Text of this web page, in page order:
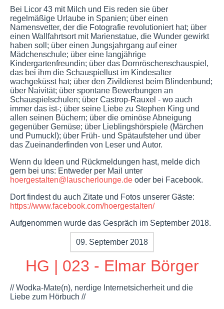
Bei Licor 43 mit Milch und Eis reden sie über
regelmäßige Urlaube in Spanien; über einen
Namensvetter, der die Fotografie revolutioniert hat; über
einen Wallfahrtsort mit Marienstatue, die Wunder gewirkt
haben soll; über einen Jungsjahrgang auf einer
Mädchenschule; über eine langjährige
Kindergartenfreundin; über das Dornröschenschauspiel,
das bei ihm die Schauspiellust im Kindesalter
wachgeküsst hat; über den Zivildienst beim Blindenbund;
über Naivität; über spontane Bewerbungen an
Schauspielschulen; über Castrop-Rauxel - wo auch
immer das ist-; über seine Liebe zu Stephen King und
allen seinen Büchern; über die ominöse Abneigung
gegenüber Gemüse; über Lieblingshörspiele (Märchen
und Pumuckl); über Früh- und Spätaufsteher und über
das Zueinanderfinden von Leser und Autor.
Wenn du Ideen und Rückmeldungen hast, melde dich
gern bei uns: Entweder per Mail unter
hoergestalten@lauscherlounge.de oder bei Facebook.
Dort findest du auch Zitate und Fotos unserer Gäste:
https://www.facebook.com/hoergestalten/
Aufgenommen wurde das Gespräch im September 2018.
09. September 2018
HG | 023 - Elmar Börger
// Wodka-Mate(n), nerdige Internetsicherheit und die
Liebe zum Hörbuch //